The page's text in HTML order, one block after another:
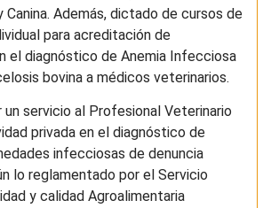
Canina. Además, dictado de cursos de
para acreditación de
el diagnóstico de Anemia Infecciosa
bovina a médicos veterinarios.
un servicio al Profesional Veterinario
privada en el diagnóstico de
infecciosas de denuncia
lo reglamentado por el Servicio
y calidad Agroalimentaria